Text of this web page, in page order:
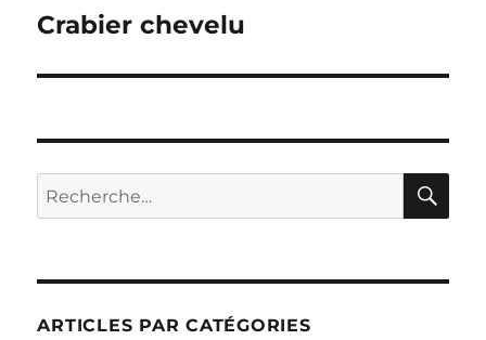
de
Crabier chevelu
Recherche
pour :
ARTICLES PAR CATÉGORIES